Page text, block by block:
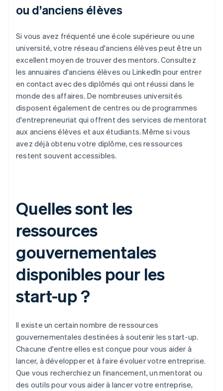
ou d’anciens élèves
Si vous avez fréquenté une école supérieure ou une
université, votre réseau d'anciens élèves peut être un
excellent moyen de trouver des mentors. Consultez
les annuaires d'anciens élèves ou LinkedIn pour entrer
en contact avec des diplômés qui ont réussi dans le
monde des affaires. De nombreuses universités
disposent également de centres ou de programmes
d'entrepreneuriat qui offrent des services de mentorat
aux anciens élèves et aux étudiants. Même si vous
avez déjà obtenu votre diplôme, ces ressources
restent souvent accessibles.
Quelles sont les
ressources
gouvernementales
disponibles pour les
start-up ?
Il existe un certain nombre de ressources
gouvernementales destinées à soutenir les start-up.
Chacune d'entre elles est conçue pour vous aider à
lancer, à développer et à faire évoluer votre entreprise.
Que vous recherchiez un financement, un mentorat ou
des outils pour vous aider à lancer votre entreprise,